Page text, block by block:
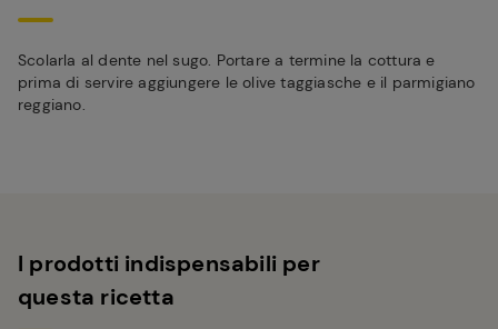
Scolarla al dente nel sugo. Portare a termine la cottura e
prima di servire aggiungere le olive taggiasche e il parmigiano
reggiano.
I prodotti indispensabili per
questa ricetta